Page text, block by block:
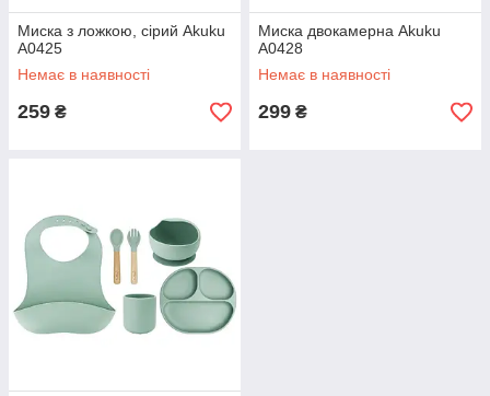
Миска з ложкою, сірий Akuku
A0425
Немає в наявності
259 ₴
Миска двокамерна Akuku
A0428
Немає в наявності
299 ₴